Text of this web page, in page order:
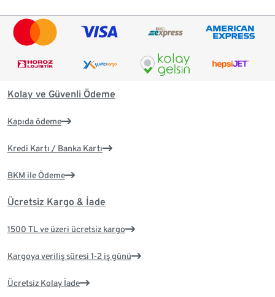
Kolay ve Güvenli Ödeme
Kapıda ödeme
Kredi Kartı / Banka Kartı
BKM ile Ödeme
Ücretsiz Kargo & İade
1500 TL ve üzeri ücretsiz kargo
Kargoya veriliş süresi 1-2 iş günü
Ücretsiz Kolay İade